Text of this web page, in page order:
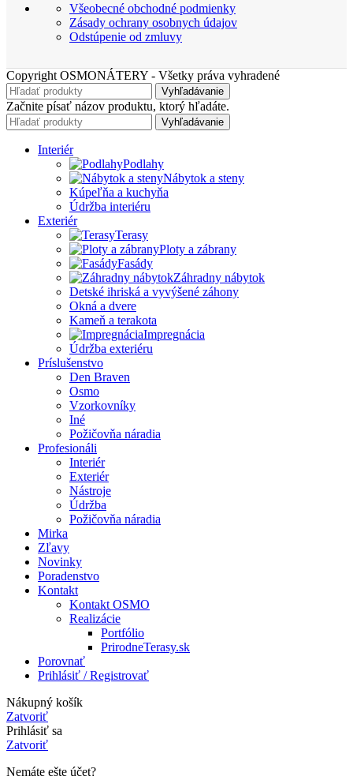
Všeobecné obchodné podmienky
Zásady ochrany osobnych údajov
Odstúpenie od zmluvy
Copyright OSMONÁTERY - Všetky práva vyhradené
Vyhľadávanie
Začnite písať názov produktu, ktorý hľadáte.
Vyhľadávanie
Interiér
Podlahy
Nábytok a steny
Kúpeľňa a kuchyňa
Údržba interiéru
Exteriér
Terasy
Ploty a zábrany
Fasády
Záhradny nábytok
Detské ihriská a vyvýšené záhony
Okná a dvere
Kameň a terakota
Impregnácia
Údržba exteriéru
Príslušenstvo
Den Braven
Osmo
Vzorkovníky
Iné
Požičovňa náradia
Profesionáli
Interiér
Exteriér
Nástroje
Údržba
Požičovňa náradia
Mirka
Zľavy
Novinky
Poradenstvo
Kontakt
Kontakt OSMO
Realizácie
Portfólio
PrirodneTerasy.sk
Porovnať
Prihlásiť / Registrovať
Nákupný košík
Zatvoriť
Prihlásiť sa
Zatvoriť
Nemáte ešte účet?